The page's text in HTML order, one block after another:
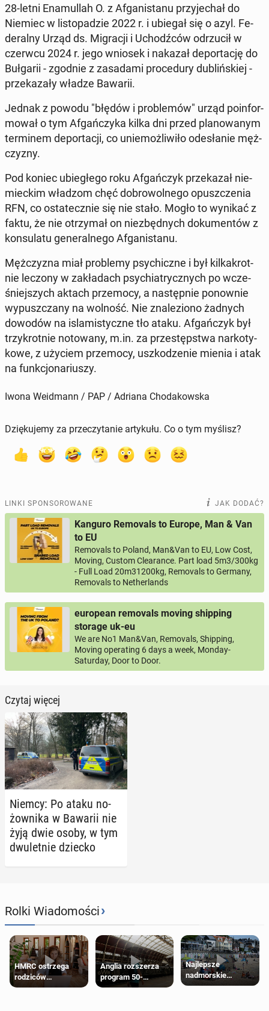
28-letni Ena­mul­lah O. z Afga­ni­sta­nu przy­je­chał do
Niemiec w li­sto­pa­dzie 2022 r. i ubiegał się o azyl. Fe­
de­ral­ny Urząd ds. Mi­gra­cji i Uchodź­ców od­rzu­cił w
czerwcu 2024 r. jego wniosek i nakazał de­por­ta­cję do
Buł­ga­rii - zgodnie z za­sa­da­mi pro­ce­du­ry du­bliń­skiej -
prze­ka­za­ły władze Bawarii.
Jednak z powodu "błędów i pro­ble­mów" urząd po­in­for­
mo­wał o tym Afgań­czy­ka kilka dni przed pla­no­wa­nym
ter­mi­nem de­por­ta­cji, co unie­moż­li­wi­ło ode­sła­nie męż­
czy­zny.
Pod koniec ubie­głe­go roku Afgań­czyk prze­ka­zał nie­
miec­kim władzom chęć do­bro­wol­ne­go opusz­cze­nia
RFN, co osta­tecz­nie się nie stało. Mogło to wynikać z
faktu, że nie otrzy­mał on nie­zbęd­nych do­ku­men­tów z
kon­su­la­tu ge­ne­ral­ne­go Afga­ni­sta­nu.
Męż­czy­zna miał pro­ble­my psy­chicz­ne i był kil­ka­krot­
nie leczony w za­kła­dach psy­chia­trycz­nych po wcze­
śniej­szych aktach prze­mo­cy, a na­stęp­nie po­now­nie
wy­pusz­cza­ny na wolność. Nie zna­le­zio­no żadnych
dowodów na is­la­mi­stycz­ne tło ataku. Afgań­czyk był
trzy­krot­nie no­to­wa­ny, m.in. za prze­stęp­stwa nar­ko­ty­
ko­we, z użyciem prze­mo­cy, uszko­dze­nie mienia i atak
na funk­cjo­na­riu­szy.
Iwona Weidmann / PAP / Adriana Chodakowska
Dziękujemy za przeczytanie artykułu. Co o tym myślisz?
LINKI SPONSOROWANE JAK DODAĆ?
Kanguro Removals to Europe, Man & Van
to EU
Removals to Poland, Man&Van to EU, Low Cost,
Moving, Custom Clearance. Part load 5m3/300kg
- Full Load 20m31200kg, Removals to Germany,
Removals to Netherlands
european removals moving shipping
storage uk-eu
We are No1 Man&Van, Removals, Shipping,
Moving operating 6 days a week, Monday-
Saturday, Door to Door.
Czytaj więcej
Niemcy: Po ataku no­
żow­ni­ka w Bawarii nie
żyją dwie osoby, w tym
dwu­let­nie dziecko
Rolki Wiadomości›
HMRC ostrzega
rodziców
pobierających Child
Anglia rozszerza
program 50-
procentowych
Najlepsze
nadmorskie
miasteczko blisko